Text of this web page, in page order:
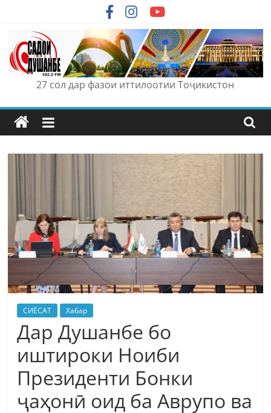
content
27 сол дар фазои иттилоотии Тоҷикистон
СИЁСАТ Хабар
Дар Душанбе бо
иштироки Ноиби
Президенти Бонки
ҷаҳонӣ оид ба Аврупо ва